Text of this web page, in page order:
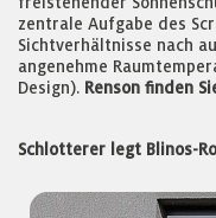
zentrale Aufgabe des
Sichtverhältnisse nach
angenehme
Design). Renson finden
Schlotterer legt Blinos-